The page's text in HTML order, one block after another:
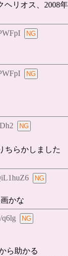
ヘリオス、2008年
ちらかしました
かな
ら助かる